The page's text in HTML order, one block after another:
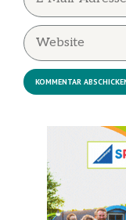
Mail-
Adresse
Website